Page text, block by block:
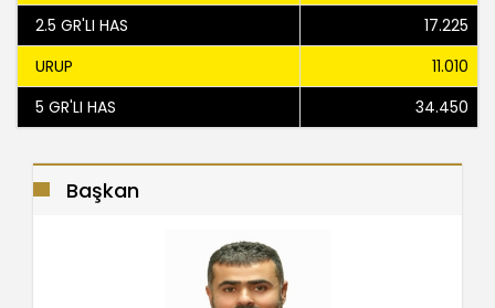
2.5 GR'LI HAS
17.225
URUP
11.010
5 GR'LI HAS
34.450
Başkan